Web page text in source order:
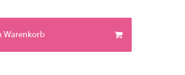
Warenkorb